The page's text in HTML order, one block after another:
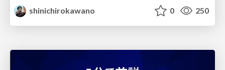
shinichirokawano
0 250